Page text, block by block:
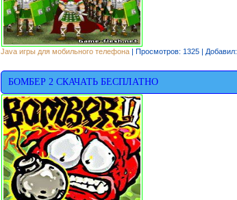
Java игры для мобильного телефона | Просмотров: 1325 | Добавил:
БОМБЕР 2 СКАЧАТЬ БЕСПЛАТНО